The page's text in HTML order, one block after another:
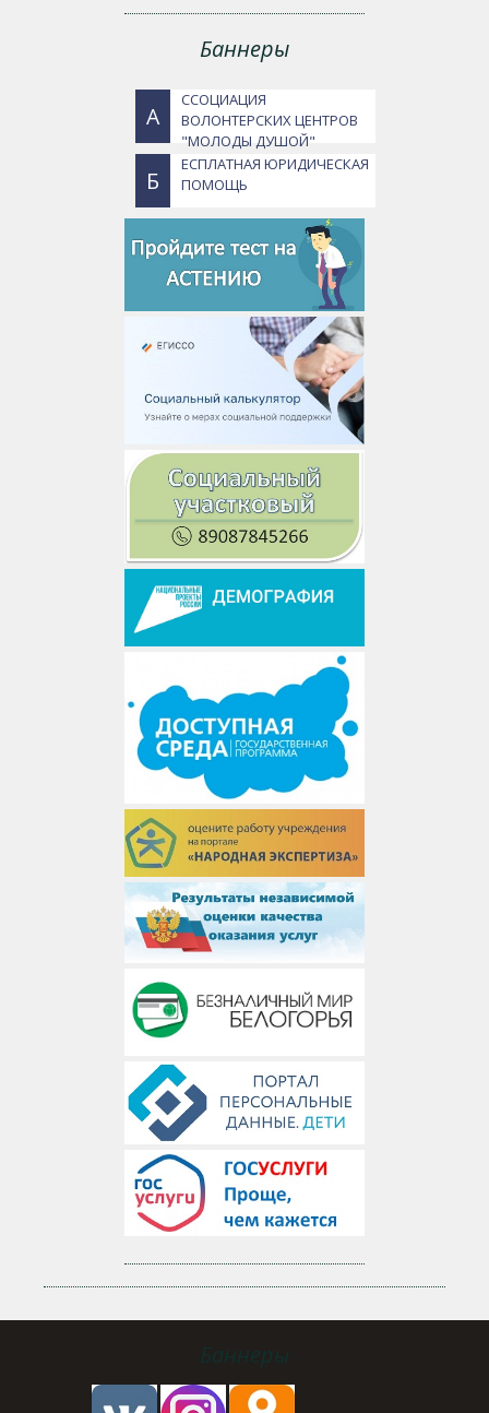
Баннеры
А
ССОЦИАЦИЯ
ВОЛОНТЕРСКИХ ЦЕНТРОВ
"МОЛОДЫ ДУШОЙ"
Б
ЕСПЛАТНАЯ ЮРИДИЧЕСКАЯ
ПОМОЩЬ